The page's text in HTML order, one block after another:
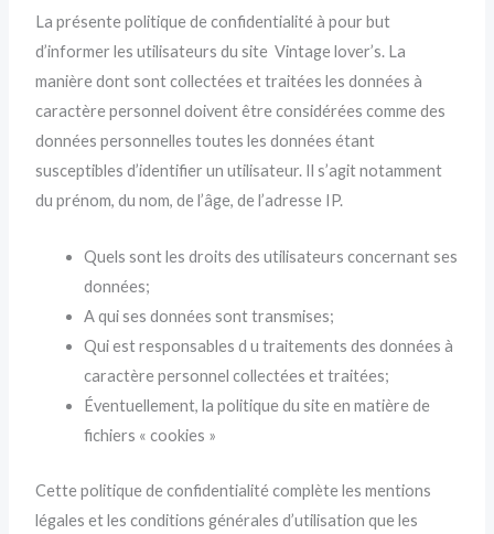
La présente politique de confidentialité à pour but
d’informer les utilisateurs du site Vintage lover’s. La
manière dont sont collectées et traitées les données à
caractère personnel doivent être considérées comme des
données personnelles toutes les données étant
susceptibles d’identifier un utilisateur. Il s’agit notamment
du prénom, du nom, de l’âge, de l’adresse IP.
Quels sont les droits des utilisateurs concernant ses
données;
A qui ses données sont transmises;
Qui est responsables d u traitements des données à
caractère personnel collectées et traitées;
Éventuellement, la politique du site en matière de
fichiers « cookies »
Cette politique de confidentialité complète les mentions
légales et les conditions générales d’utilisation que les